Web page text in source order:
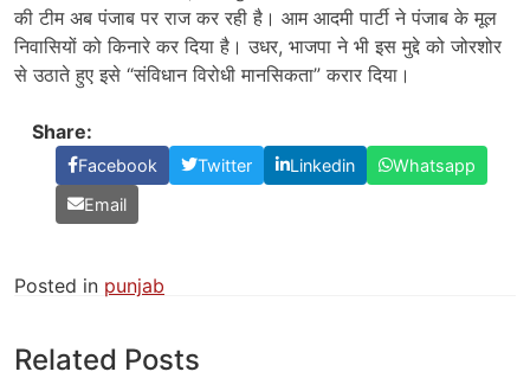
की टीम अब पंजाब पर राज कर रही है। आम आदमी पार्टी ने पंजाब के मूल
निवासियों को किनारे कर दिया है। उधर, भाजपा ने भी इस मुद्दे को जोरशोर
से उठाते हुए इसे “संविधान विरोधी मानसिकता” करार दिया।
Share:
Facebook Twitter Linkedin
Whatsapp
Email
Posted in punjab
Related Posts